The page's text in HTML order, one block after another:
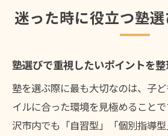
迷った時に役立つ塾
塾選びで重視したいポイントを整
塾を選ぶ際に最も大切なのは、子
イルに合った環境を見極めること
沢市内でも「自習型」「個別指導